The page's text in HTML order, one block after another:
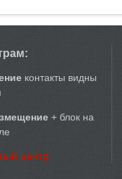
контакты видны
+ блок на
центр